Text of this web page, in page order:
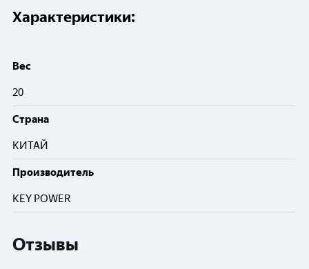
Характеристики:
Вес
20
Cтрана
КИТАЙ
Производитель
KEY POWER
Отзывы